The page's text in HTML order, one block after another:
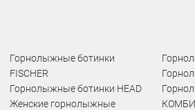
Горнолыжные ботинки
FISCHER
Горнолыжные ботинки HEAD
Женские горнолыжные